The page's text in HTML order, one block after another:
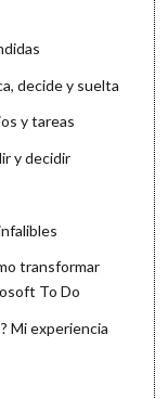
decide y suelta
y tareas
y decidir
transformar
To Do
Mi experiencia